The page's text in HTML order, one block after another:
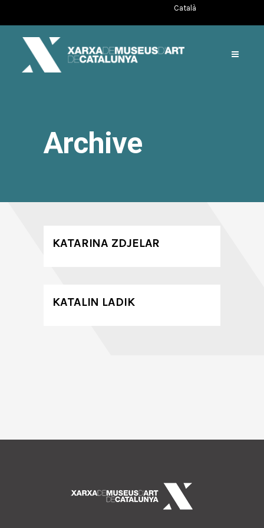
Català
Archive
KATARINA ZDJELAR
KATALIN LADIK